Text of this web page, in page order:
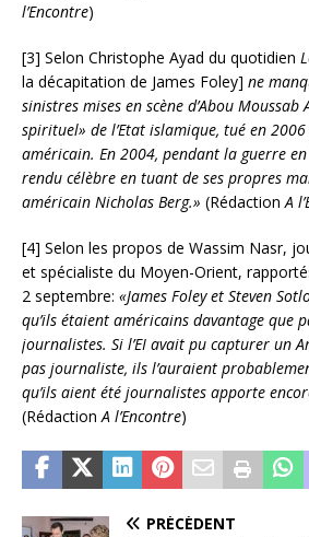
l’Encontre)
[3] Selon Christophe Ayad du quotidien
la décapitation de James Foley] ne
sinistres mises en scène d’Abou
spirituel» de l’Etat islamique, tué en
américain. En 2004, pendant la guerre
rendu célèbre en tuant de ses propres
américain Nicholas Berg.» (Rédaction A
[4] Selon les propos de Wassim Nasr,
et spécialiste du Moyen-Orient,
2 septembre: «James Foley et Steven
qu’ils étaient américains davantage que
journalistes. Si l’EI avait pu capturer un
pas journaliste, ils l’auraient
qu’ils aient été journalistes apporte
(Rédaction A l’Encontre)
PRÉCÉDENT